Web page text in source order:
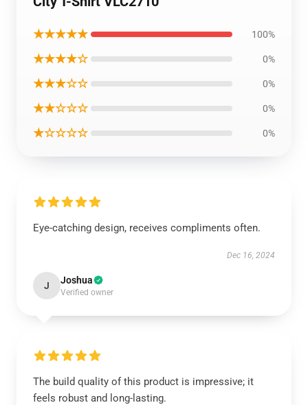
★★★★★ 100%
★★★★☆ 0%
★★★☆☆ 0%
★★☆☆☆ 0%
★☆☆☆☆ 0%
Eye-catching design, receives compliments often.
Dec 16, 2024
J Joshua
Verified owner
The build quality of this product is impressive; it
feels robust and long-lasting.